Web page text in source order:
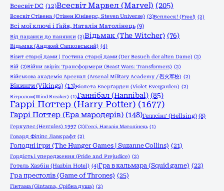
Всесвіт DC (12)Всесвіт Марвел (Marvel) (205)
Всесвіт Стівена (Стівен Юніверс, Steven Universe) (3)Всплеск! (Free!) (2)
Всі мої ключі і Ґайя, Наталія Матолінець (9)
Від пацанки до панянки (2)Відьмак (The Witcher) (76)
Відьмак (Анджей Сапковський) (4)
Візит старої дами | Гостина старої дами (Der Besuch der alten Dame) (2)
Вій (2)Війни звірів: Трансформери (Beast Wars: Transformers) (2)
Військова академія Арсенал (Arsenal Military Academy / 烈火军校) (2)
Вікинги (Vikings) (13)Віолета Еверґарден (Violet Evergarden) (2)
Вітролом(Wind Breaker) (1)Ганнібал (Hannibal) (85)
Гаррі Поттер (Harry Potter) (1677)
Гаррі Поттер (Ера мародерів) (148)Геллсінґ (Hellsing) (8)
Геркулес (Hercules) 1997 (2)Гессі, Наталія Матолінець (1)
Говард Філіпс Лавкрафт (2)
Голодні ігри (The Hunger Games | Suzanne Collins) (21)
Гордість і упередження (Pride and Prejudice) (2)
Готель Хазбін (Hazbin Hotel) (4)Гра в кальмара (Squid game) (22)
Гра престолів (Game of Thrones) (25)
Гінтама (Gintama, Срібна душа) (2)